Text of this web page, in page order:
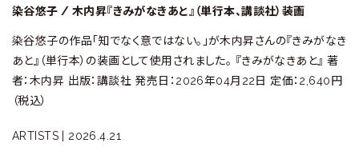
染谷悠子 / 木内昇『きみがなきあと』（単行本、講談社）装画
染谷悠子の作品「知でなく意ではない。」が木内昇さんの『きみがなき
あと』（単行本）の装画として使用されました。 『きみがなきあと』 著
者：木内昇 出版：講談社 発売日：2026年04月22日 定価：2,640円
（税込）
ARTISTS | 2026.4.21